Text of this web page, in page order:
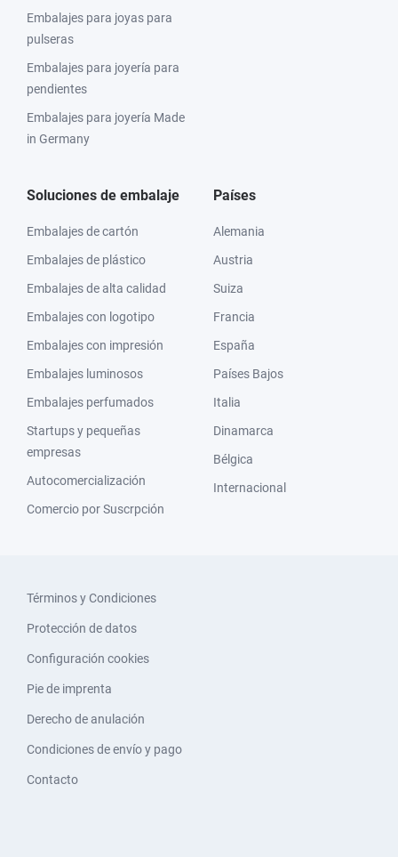
Embalajes para joyas para
pulseras
Embalajes para joyería para
pendientes
Embalajes para joyería Made
in Germany
Soluciones de embalaje
Embalajes de cartón
Embalajes de plástico
Embalajes de alta calidad
Embalajes con logotipo
Embalajes con impresión
Embalajes luminosos
Embalajes perfumados
Startups y pequeñas
empresas
Autocomercialización
Comercio por Suscrpción
Países
Alemania
Austria
Suiza
Francia
España
Países Bajos
Italia
Dinamarca
Bélgica
Internacional
Términos y Condiciones
Protección de datos
Configuración cookies
Pie de imprenta
Derecho de anulación
Condiciones de envío y pago
Contacto